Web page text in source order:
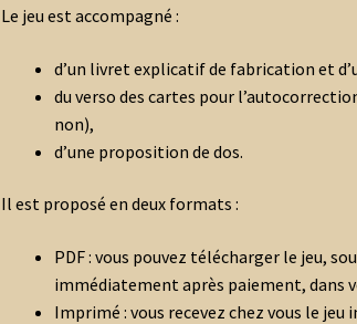
Le jeu est accompagné :
d’un livret explicatif de fabrication et
du verso des cartes pour
non),
d’une proposition de dos.
Il est proposé en deux formats :
PDF : vous pouvez télécharger le jeu,
immédiatement après paiement, dans
Imprimé : vous recevez chez vous le